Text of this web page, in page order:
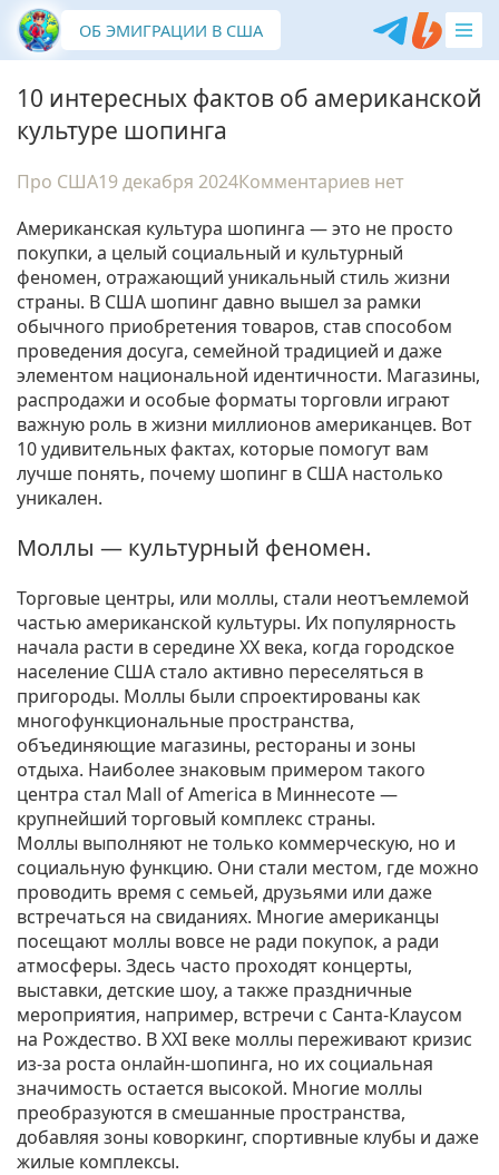
ОБ ЭМИГРАЦИИ В США
10 интересных фактов об американской
культуре шопинга
Про США19 декабря 2024Комментариев нет
Американская культура шопинга — это не просто
покупки, а целый социальный и культурный
феномен, отражающий уникальный стиль жизни
страны. В США шопинг давно вышел за рамки
обычного приобретения товаров, став способом
проведения досуга, семейной традицией и даже
элементом национальной идентичности. Магазины,
распродажи и особые форматы торговли играют
важную роль в жизни миллионов американцев. Вот
10 удивительных фактах, которые помогут вам
лучше понять, почему шопинг в США настолько
уникален.
Моллы — культурный феномен.
Торговые центры, или моллы, стали неотъемлемой
частью американской культуры. Их популярность
начала расти в середине XX века, когда городское
население США стало активно переселяться в
пригороды. Моллы были спроектированы как
многофункциональные пространства,
объединяющие магазины, рестораны и зоны
отдыха. Наиболее знаковым примером такого
центра стал Mall of America в Миннесоте —
крупнейший торговый комплекс страны.
Моллы выполняют не только коммерческую, но и
социальную функцию. Они стали местом, где можно
проводить время с семьей, друзьями или даже
встречаться на свиданиях. Многие американцы
посещают моллы вовсе не ради покупок, а ради
атмосферы. Здесь часто проходят концерты,
выставки, детские шоу, а также праздничные
мероприятия, например, встречи с Санта-Клаусом
на Рождество. В XXI веке моллы переживают кризис
из-за роста онлайн-шопинга, но их социальная
значимость остается высокой. Многие моллы
преобразуются в смешанные пространства,
добавляя зоны коворкинг, спортивные клубы и даже
жилые комплексы.